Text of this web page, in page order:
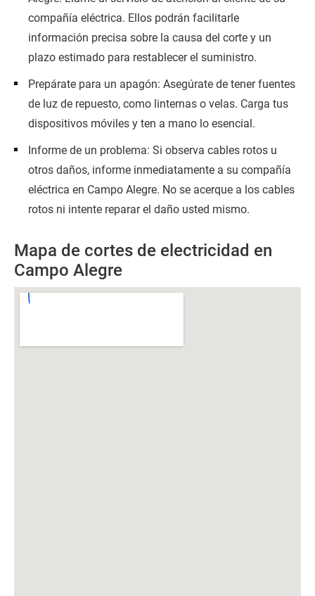
compañía eléctrica. Ellos podrán facilitarle
información precisa sobre la causa del corte y un
plazo estimado para restablecer el suministro.
Prepárate para un apagón: Asegúrate de tener fuentes
de luz de repuesto, como linternas o velas. Carga tus
dispositivos móviles y ten a mano lo esencial.
Informe de un problema: Si observa cables rotos u
otros daños, informe inmediatamente a su compañía
eléctrica en Campo Alegre. No se acerque a los cables
rotos ni intente reparar el daño usted mismo.
Mapa de cortes de electricidad en
Campo Alegre